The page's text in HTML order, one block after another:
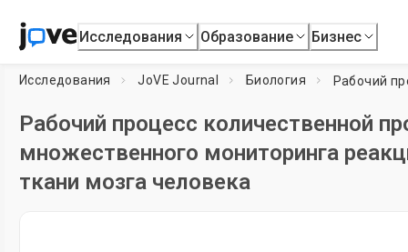
Исследования Образование Бизнес
Исследования JoVE Journal Биология
Рабочий процесс количественной
множественного мониторинга
ткани мозга человека